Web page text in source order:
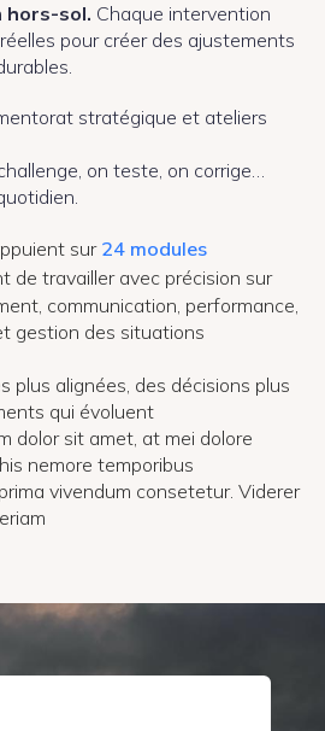
hors-sol. Chaque intervention
pour créer des ajustements
stratégique et ateliers
on teste, on corrige…
sur 24 modules
de travailler avec précision sur
communication, performance,
gestion des situations
plus alignées, des décisions plus
qui évoluent
dolor sit amet, at mei dolore
nemore temporibus
vivendum consetetur. Viderer